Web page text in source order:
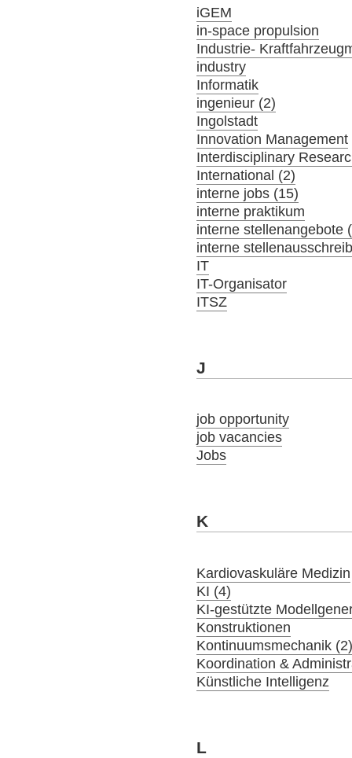
iGEM
in-space propulsion
Industrie-
industry
Informatik
ingenieur (2)
Ingolstadt
Innovation Management
Interdisciplinary
International (2)
interne jobs (15)
interne praktikum
interne stellenangebote
interne
IT
IT-Organisator
ITSZ
J
job opportunity
job vacancies
Jobs
K
Kardiovaskuläre Medizin
KI (4)
KI-gestützte
Konstruktionen
Kontinuumsmechanik
Koordination &
Künstliche Intelligenz
L